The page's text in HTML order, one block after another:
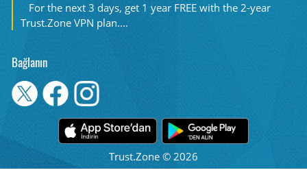
For the next 3 days, get 1 year FREE with the 2-year
Trust.Zone VPN plan....
Bağlanın
Trust.Zone © 2026